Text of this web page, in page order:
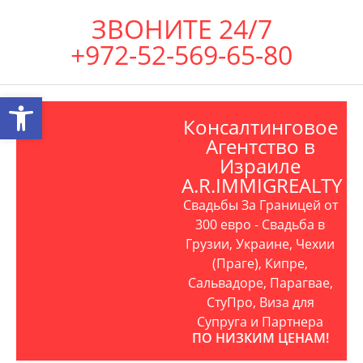
ЗВОНИТЕ 24/7
+972-52-569-65-80
Консалтинговое
Агентство в
Израиле
A.R.IMMIGREALTY
Свадьбы За Границей от
300 евро - Свадьба в
Грузии, Украине, Чехии
(Праге), Кипре,
Сальвадоре, Парагвае,
СтуПро, Виза для
Супруга и Партнера
ПО НИЗКИМ ЦЕНАМ!
Открыть панель инструментов